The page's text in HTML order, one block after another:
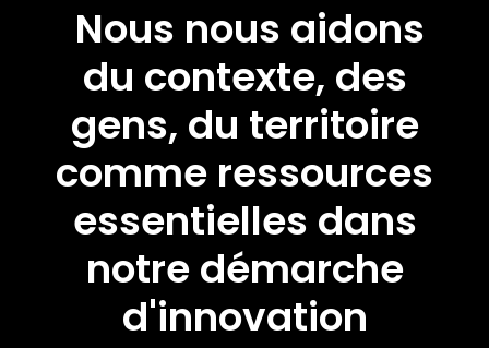
Nous nous aidons
du contexte, des
gens, du territoire
comme ressources
essentielles dans
notre démarche
d'innovation